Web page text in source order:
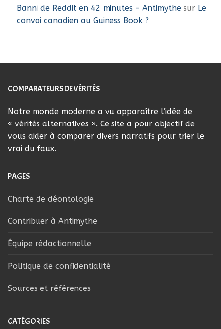
Banni de Reddit en 42 minutes - Antimythe sur Le
convoi canadien au Guiness Book ?
COMPARATEURS DE VÉRITÉS
Notre monde moderne a vu apparaître l’idée de
« vérités alternatives ». Ce site a pour objectif de
vous aider à comparer divers narratifs pour trier le
vrai du faux.
PAGES
Charte de déontologie
Contribuer à Antimythe
Équipe rédactionnelle
Politique de confidentialité
Sources et références
CATÉGORIES